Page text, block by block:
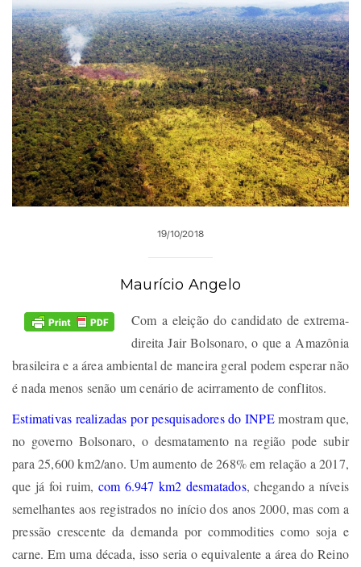
19/10/2018
Maurício Angelo
Com a eleição do candidato de extrema-
direita Jair Bolsonaro, o que a Amazônia
brasileira e a área ambiental de maneira geral podem esperar não
é nada menos senão um cenário de acirramento de conflitos.
Estimativas realizadas por pesquisadores do INPEmostram que,
no governo Bolsonaro, o desmatamento na região pode subir
para 25,600 km2/ano. Um aumento de 268% em relação a 2017,
que já foi ruim, com 6.947 km2 desmatados, chegando a níveis
semelhantes aos registrados no início dos anos 2000, mas com a
pressão crescente da demanda por commodities como soja e
carne. Em uma década, isso seria o equivalente a área do Reino